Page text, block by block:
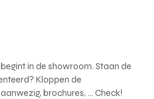
in de showroom. Staan de
Kloppen de
brochures, ... Check!